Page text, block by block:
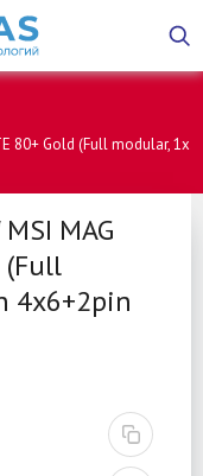
80+ Gold (Full modular,
MAG
(Full
4x6+2pin